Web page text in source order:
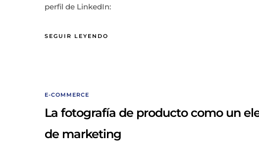
perfil de LinkedIn:
SEGUIR LEYENDO
E-COMMERCE
La fotografía de producto como un
de marketing